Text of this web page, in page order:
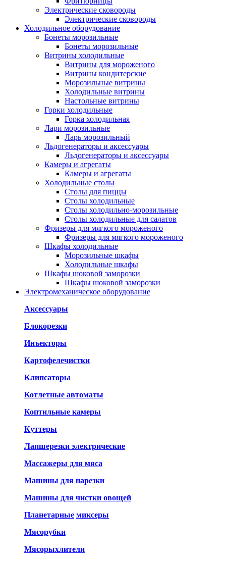
Электрические сковороды
Электрические сковороды
Холодильное оборудование
Бонеты морозильные
Бонеты морозильные
Витрины холодильные
Витрины для мороженого
Витрины кондитерские
Морозильные витрины
Холодильные витрины
Настольные витрины
Горки холодильные
Горка холодильная
Лари морозильные
Ларь морозильный
Льдогенераторы и аксессуары
Льдогенераторы и аксессуары
Камеры и агрегаты
Камеры и агрегаты
Холодильные столы
Столы для пиццы
Столы холодильные
Столы холодильно-морозильные
Столы холодильные для салатов
Фризеры для мягкого мороженого
Фризеры для мягкого мороженого
Шкафы холодильные
Mорозильные шкафы
Холодильные шкафы
Шкафы шоковой заморозки
Шкафы шоковой заморозки
Электромеханическое оборудование
Аксессуары
Блокорезки
Инъекторы
Картофелечистки
Клипсаторы
Котлетные автоматы
Коптильные камеры
Куттеры
Лапшерезки электрические
Массажеры для мяса
Машины для нарезки
Машины для чистки овощей
Планетарные миксеры
Мясорубки
Мясорыхлители